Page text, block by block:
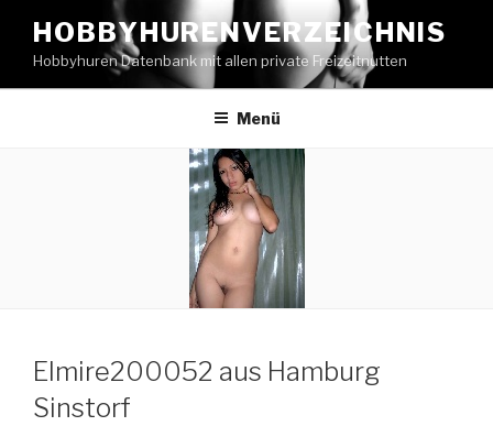
Inhalt
springen
HOBBYHURENVERZEICHNIS
Hobbyhuren Datenbank mit allen private Freizeitnutten
Menü
Elmire200052 aus Hamburg
Sinstorf